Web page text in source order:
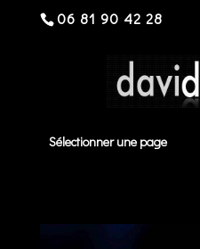
06 81 90 42 28
Sélectionner une page